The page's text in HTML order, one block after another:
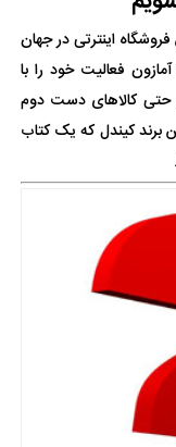
فروشگاه اینترتی در جهان
آمازون فعالیت خود را با
حتی کالاهای دست دوم
کیندل که یک کتاب